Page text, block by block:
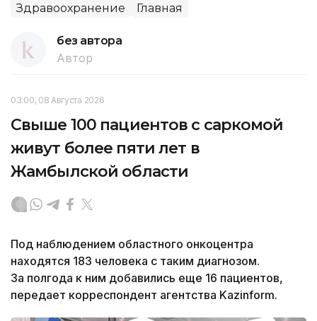
Здравоохранение Главная
без автора
Автор
03:00, 08 Августа 2026
Свыше 100 пациентов с саркомой
живут более пяти лет в
Жамбылской области
Под наблюдением областного онкоцентра
находятся 183 человека с таким диагнозом.
За полгода к ним добавились еще 16 пациентов,
передает корреспондент агентства Kazinform.